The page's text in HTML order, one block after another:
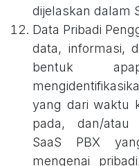
dijelaskan dalam
Data Pribadi
data, informasi,
bentuk
yang dari waktu
pada, dan/atau
SaaS PBX
mengenai